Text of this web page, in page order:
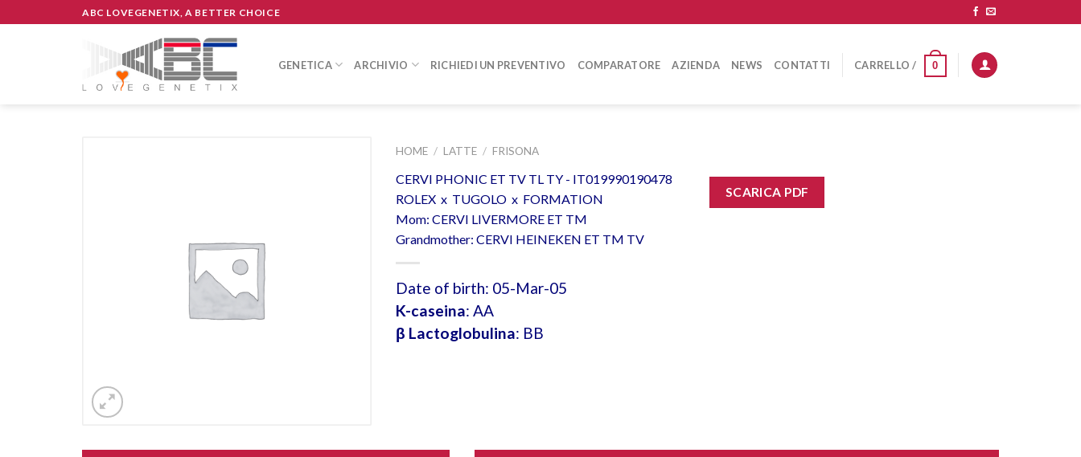
to
ABC LOVEGENETIX, A BETTER CHOICE
GENETICA ARCHIVIO RICHIEDI UN PREVENTIVO COMPARATORE AZIENDA NEWS CONTATTI CARRELLO / 0
HOME / LATTE / FRISONA
CERVI PHONIC ET TV TL TY - IT019990190478
ROLEX x TUGOLO x FORMATION
Mom: CERVI LIVERMORE ET TM
Grandmother: CERVI HEINEKEN ET TM TV
Date of birth: 05-Mar-05
K-caseina: AA
β Lactoglobulina: BB
SCARICA PDF